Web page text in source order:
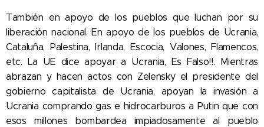
También en apoyo de los pueblos que luchan por su
liberación nacional. En apoyo de los pueblos de Ucrania,
Cataluña, Palestina, Irlanda, Escocia, Valones, Flamencos,
etc. La UE dice apoyar a Ucrania, Es Falso!!. Mientras
abrazan y hacen actos con Zelensky el presidente del
gobierno capitalista de Ucrania, apoyan la invasión a
Ucrania comprando gas e hidrocarburos a Putin que con
esos millones bombardea impiadosamente al pueblo